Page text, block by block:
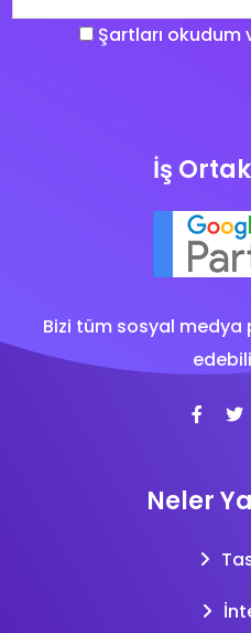
Şartları okudum
İş
Bizi tüm sosyal
Neler